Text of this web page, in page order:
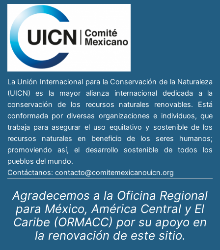
La Unión Internacional para la Conservación de la Naturaleza
(UICN) es la mayor alianza internacional dedicada a la
conservación de los recursos naturales renovables. Está
conformada por diversas organizaciones e individuos, que
trabaja para asegurar el uso equitativo y sostenible de los
recursos naturales en beneficio de los seres humanos;
promoviendo así, el desarrollo sostenible de todos los
pueblos del mundo.
Contáctanos: contacto@comitemexicanouicn.org
Agradecemos a la Oficina Regional
para México, América Central y El
Caribe (ORMACC) por su apoyo en
la renovación de este sitio.